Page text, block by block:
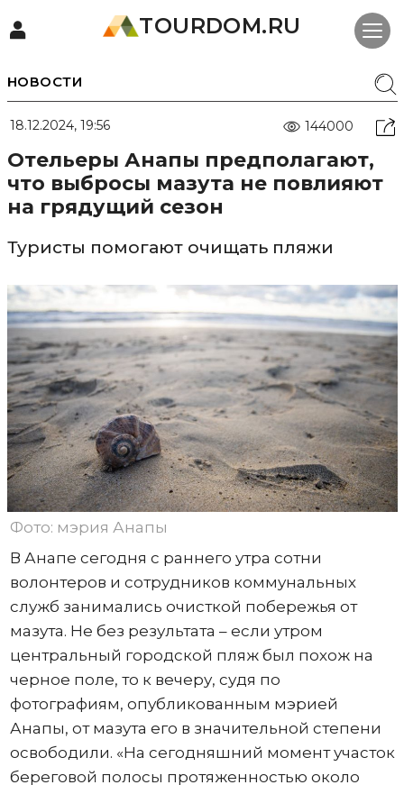
TOURDOM.RU
НОВОСТИ
18.12.2024, 19:56 144000
Отельеры Анапы предполагают,
что выбросы мазута не повлияют
на грядущий сезон
Туристы помогают очищать пляжи
Фото: мэрия Анапы
В Анапе сегодня с раннего утра сотни
волонтеров и сотрудников коммунальных
служб занимались очисткой побережья от
мазута. Не без результата – если утром
центральный городской пляж был похож на
черное поле, то к вечеру, судя по
фотографиям, опубликованным мэрией
Анапы, от мазута его в значительной степени
освободили. «На сегодняшний момент участок
береговой полосы протяженностью около